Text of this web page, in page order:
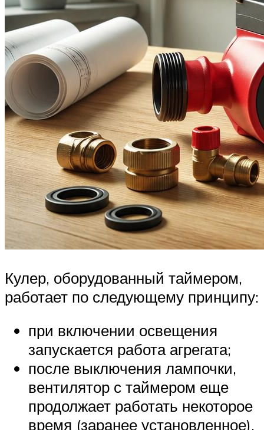
Кулер, оборудованный таймером,
работает по следующему принципу:
при включении освещения
запускается работа агрегата;
после выключения лампочки,
вентилятор с таймером еще
продолжает работать некоторое
время (заранее установленное),